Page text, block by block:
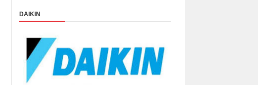
DAIKIN